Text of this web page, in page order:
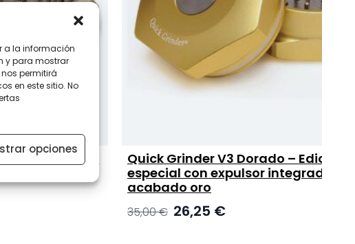
a la información
y para mostrar
permitirá
en este sitio. No
opciones
y
Quick Grinder V3 Dorado – Edición
especial con expulsor integrado y
acabado oro
El
precio
26,25 €El
precio